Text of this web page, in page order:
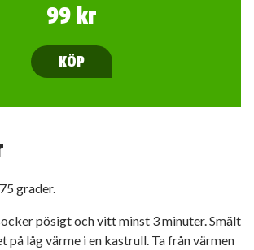
99 kr
KÖP
grader.
pösigt och vitt minst 3 minuter. Smält
på låg värme i en kastrull. Ta från värmen